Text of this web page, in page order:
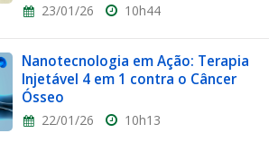
23/01/26 10h44
Nanotecnologia em Ação: Terapia
Injetável 4 em 1 contra o Câncer
Ósseo
22/01/26 10h13